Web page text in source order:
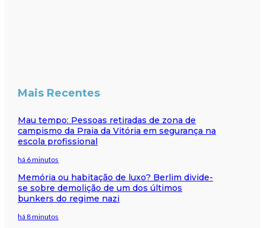
Mais Recentes
Mau tempo: Pessoas retiradas de zona de
campismo da Praia da Vitória em segurança na
escola profissional
há 6 minutos
Memória ou habitação de luxo? Berlim divide-
se sobre demolição de um dos últimos
bunkers do regime nazi
há 8 minutos